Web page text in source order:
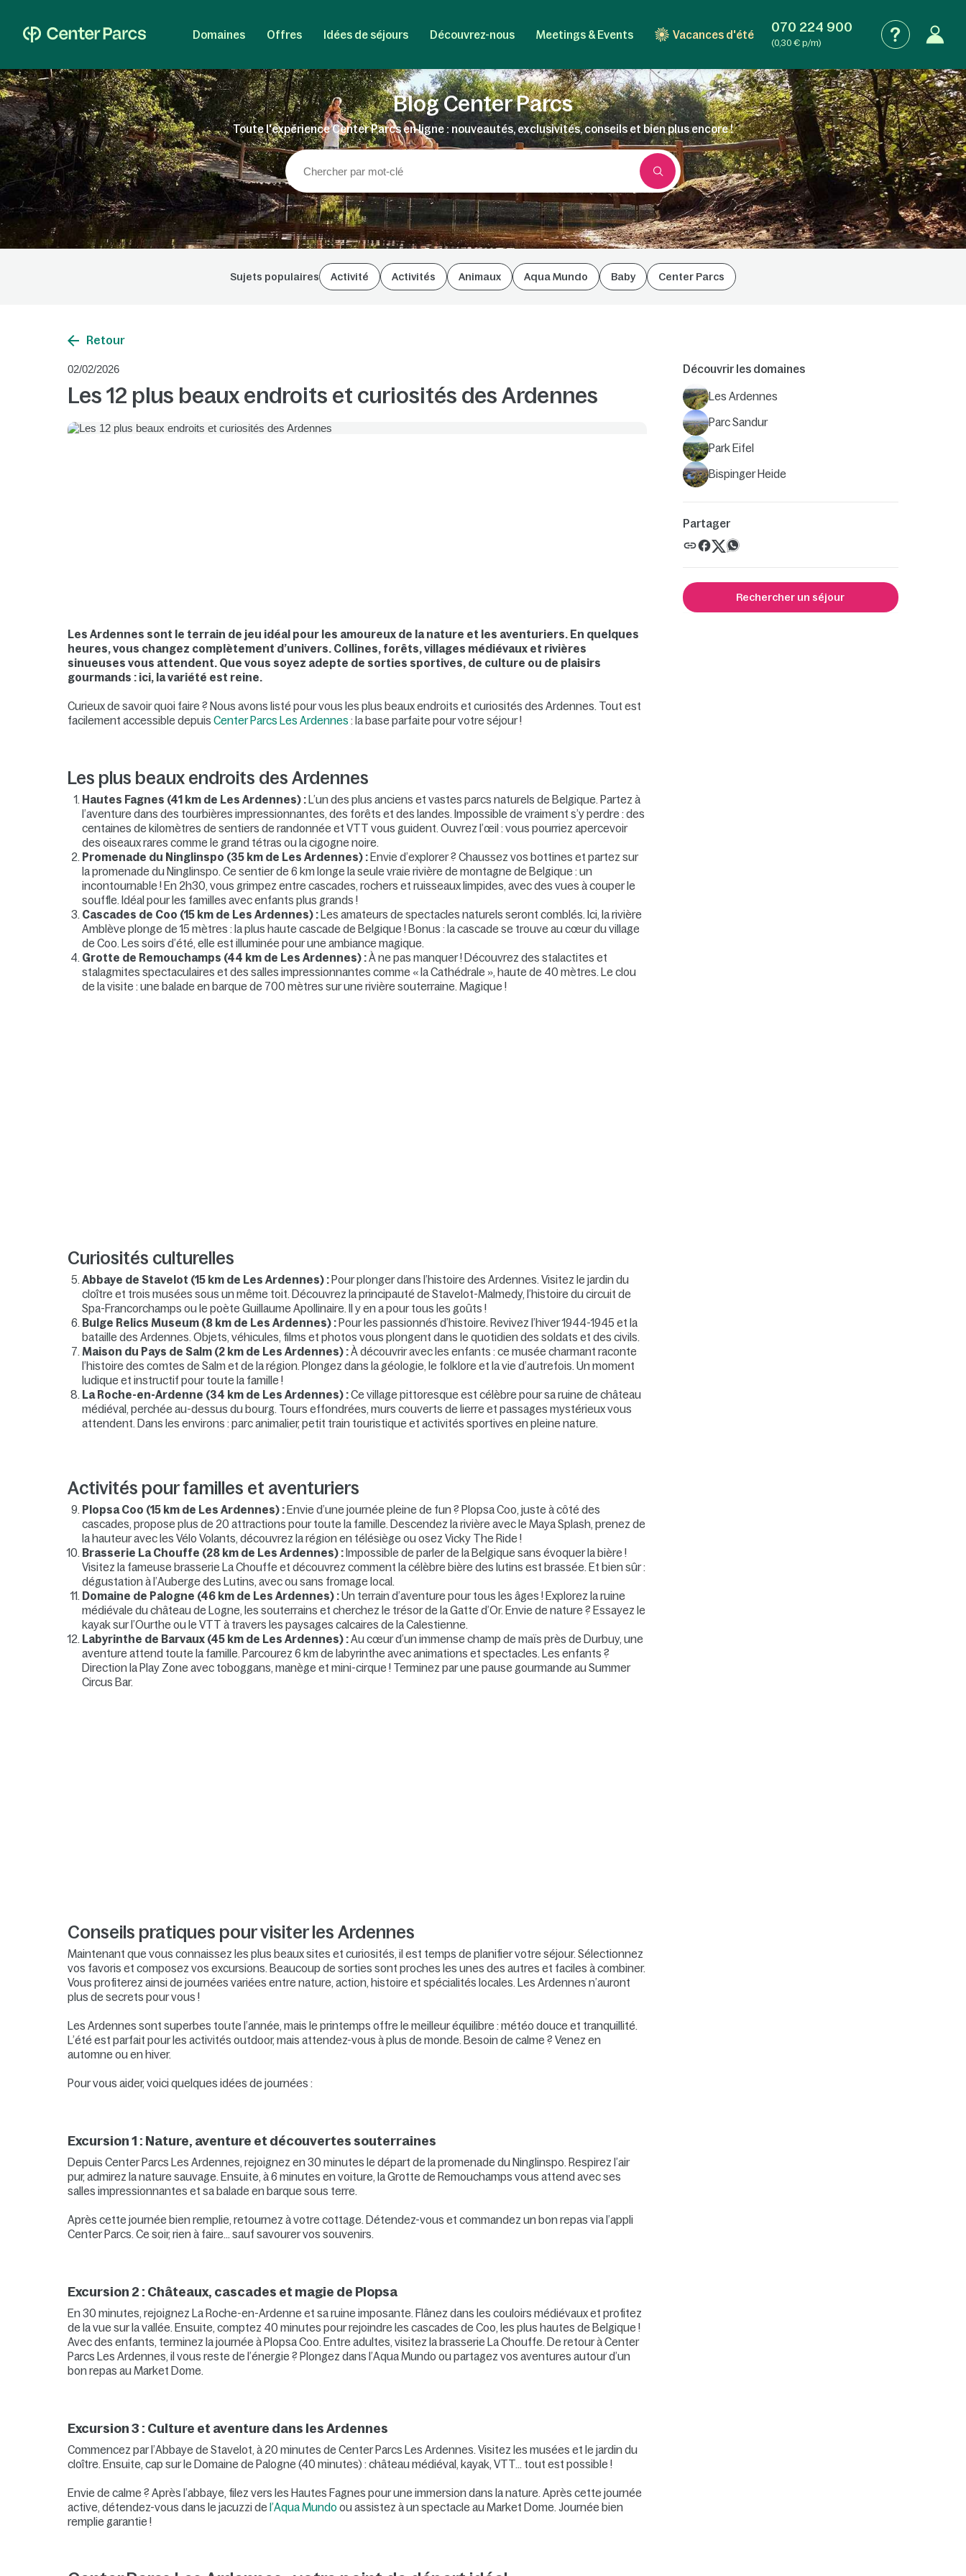
Domaines Offres Idées de séjours Découvrez-nous Meetings & Events Vacances d'été 070 224 900
(0,30 € p/m)
Blog Center Parcs
Toute l'expérience Center Parcs en ligne : nouveautés, exclusivités, conseils et bien plus encore !
Sujets populaires Activité Activités Animaux Aqua Mundo Baby Center Parcs
Retour
02/02/2026
Les 12 plus beaux endroits et curiosités des Ardennes
Les Ardennes sont le terrain de jeu idéal pour les amoureux de la nature et les aventuriers. En quelques
heures, vous changez complètement d’univers. Collines, forêts, villages médiévaux et rivières
sinueuses vous attendent. Que vous soyez adepte de sorties sportives, de culture ou de plaisirs
gourmands : ici, la variété est reine.
Curieux de savoir quoi faire ? Nous avons listé pour vous les plus beaux endroits et curiosités des Ardennes. Tout est
facilement accessible depuisCenter Parcs Les Ardennes : la base parfaite pour votre séjour !
Les plus beaux endroits des Ardennes
Hautes Fagnes (41 km de Les Ardennes) : L’un des plus anciens et vastes parcs naturels de Belgique. Partez à
l’aventure dans des tourbières impressionnantes, des forêts et des landes. Impossible de vraiment s’y perdre : des
centaines de kilomètres de sentiers de randonnée et VTT vous guident. Ouvrez l’œil : vous pourriez apercevoir
des oiseaux rares comme le grand tétras ou la cigogne noire.
Promenade du Ninglinspo (35 km de Les Ardennes) : Envie d’explorer ? Chaussez vos bottines et partez sur
la promenade du Ninglinspo. Ce sentier de 6 km longe la seule vraie rivière de montagne de Belgique : un
incontournable ! En 2h30, vous grimpez entre cascades, rochers et ruisseaux limpides, avec des vues à couper le
souffle. Idéal pour les familles avec enfants plus grands !
Cascades de Coo (15 km de Les Ardennes) : Les amateurs de spectacles naturels seront comblés. Ici, la rivière
Amblève plonge de 15 mètres : la plus haute cascade de Belgique ! Bonus : la cascade se trouve au cœur du village
de Coo. Les soirs d’été, elle est illuminée pour une ambiance magique.
Grotte de Remouchamps (44 km de Les Ardennes) :À ne pas manquer ! Découvrez des stalactites et
stalagmites spectaculaires et des salles impressionnantes comme « la Cathédrale », haute de 40 mètres. Le clou
de la visite : une balade en barque de 700 mètres sur une rivière souterraine. Magique !
Curiosités culturelles
Abbaye de Stavelot (15 km de Les Ardennes) : Pour plonger dans l’histoire des Ardennes. Visitez le jardin du
cloître et trois musées sous un même toit. Découvrez la principauté de Stavelot-Malmedy, l’histoire du circuit de
Spa-Francorchamps ou le poète Guillaume Apollinaire. Il y en a pour tous les goûts !
Bulge Relics Museum (8 km de Les Ardennes) : Pour les passionnés d’histoire. Revivez l’hiver 1944-1945 et la
bataille des Ardennes. Objets, véhicules, films et photos vous plongent dans le quotidien des soldats et des civils.
Maison du Pays de Salm (2 km de Les Ardennes) :À découvrir avec les enfants : ce musée charmant raconte
l’histoire des comtes de Salm et de la région. Plongez dans la géologie, le folklore et la vie d’autrefois. Un moment
ludique et instructif pour toute la famille !
La Roche-en-Ardenne (34 km de Les Ardennes) :Ce village pittoresque est célèbre pour sa ruine de château
médiéval, perchée au-dessus du bourg. Tours effondrées, murs couverts de lierre et passages mystérieux vous
attendent. Dans les environs : parc animalier, petit train touristique et activités sportives en pleine nature.
Activités pour familles et aventuriers
Plopsa Coo (15 km de Les Ardennes) : Envie d’une journée pleine de fun ? Plopsa Coo, juste à côté des
cascades, propose plus de 20 attractions pour toute la famille. Descendez la rivière avec le Maya Splash, prenez de
la hauteur avec les Vélo Volants, découvrez la région en télésiège ou osez Vicky The Ride !
Brasserie La Chouffe (28 km de Les Ardennes) : Impossible de parler de la Belgique sans évoquer la bière !
Visitez la fameuse brasserie La Chouffe et découvrez comment la célèbre bière des lutins est brassée. Et bien sûr :
dégustation à l’Auberge des Lutins, avec ou sans fromage local.
Domaine de Palogne (46 km de Les Ardennes) :Un terrain d’aventure pour tous les âges ! Explorez la ruine
médiévale du château de Logne, les souterrains et cherchez le trésor de la Gatte d’Or. Envie de nature ? Essayez le
kayak sur l’Ourthe ou le VTT à travers les paysages calcaires de la Calestienne.
Labyrinthe de Barvaux (45 km de Les Ardennes) :Au cœur d’un immense champ de maïs près de Durbuy, une
aventure attend toute la famille. Parcourez 6 km de labyrinthe avec animations et spectacles. Les enfants ?
Direction la Play Zone avec toboggans, manège et mini-cirque ! Terminez par une pause gourmande au Summer
Circus Bar.
Conseils pratiques pour visiter les Ardennes
Maintenant que vous connaissez les plus beaux sites et curiosités, il est temps de planifier votre séjour. Sélectionnez
vos favoris et composez vos excursions. Beaucoup de sorties sont proches les unes des autres et faciles à combiner.
Vous profiterez ainsi de journées variées entre nature, action, histoire et spécialités locales. Les Ardennes n’auront
plus de secrets pour vous !
Les Ardennes sont superbes toute l’année, mais le printemps offre le meilleur équilibre : météo douce et tranquillité.
L’été est parfait pour les activités outdoor, mais attendez-vous à plus de monde. Besoin de calme ? Venez en
automne ou en hiver.
Pour vous aider, voici quelques idées de journées :
Excursion 1 : Nature, aventure et découvertes souterraines
Depuis Center Parcs Les Ardennes, rejoignez en 30 minutes le départ de la promenade du Ninglinspo. Respirez l’air
pur, admirez la nature sauvage. Ensuite, à 6 minutes en voiture, la Grotte de Remouchamps vous attend avec ses
salles impressionnantes et sa balade en barque sous terre.
Après cette journée bien remplie, retournez à votre cottage. Détendez-vous et commandez un bon repas via l’appli
Center Parcs. Ce soir, rien à faire… sauf savourer vos souvenirs.
Excursion 2 : Châteaux, cascades et magie de Plopsa
En 30 minutes, rejoignez La Roche-en-Ardenne et sa ruine imposante. Flânez dans les couloirs médiévaux et profitez
de la vue sur la vallée. Ensuite, comptez 40 minutes pour rejoindre les cascades de Coo, les plus hautes de Belgique !
Avec des enfants, terminez la journée à Plopsa Coo. Entre adultes, visitez la brasserie La Chouffe. De retour à Center
Parcs Les Ardennes, il vous reste de l’énergie ? Plongez dans l’Aqua Mundo ou partagez vos aventures autour d’un
bon repas au Market Dome.
Excursion 3 : Culture et aventure dans les Ardennes
Commencez par l’Abbaye de Stavelot, à 20 minutes de Center Parcs Les Ardennes. Visitez les musées et le jardin du
cloître. Ensuite, cap sur le Domaine de Palogne (40 minutes) : château médiéval, kayak, VTT… tout est possible !
Envie de calme ? Après l’abbaye, filez vers les Hautes Fagnes pour une immersion dans la nature. Après cette journée
active, détendez-vous dans le jacuzzi de l’Aqua Mundoou assistez à un spectacle au Market Dome. Journée bien
remplie garantie !
Découvrir les domaines
Les Ardennes
Parc Sandur
Park Eifel
Bispinger Heide
Partager
Rechercher un séjour